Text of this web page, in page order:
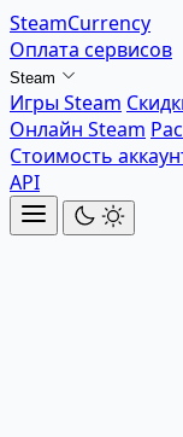
SteamCurrency
Оплата сервисов
Steam
Игры Steam
Онлайн Steam
Стоимость
API